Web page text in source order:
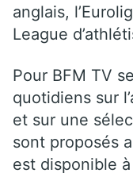
anglais,
League
Pour BFM TV
quotidiens sur
et sur une
sont proposés
est disponible